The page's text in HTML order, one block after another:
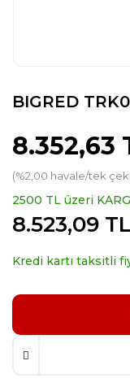
BIGRED
8.352,63
(%2,00 havale/tek
2500 TL üzeri
8.523,09 TL
Kredi kartı taksitli